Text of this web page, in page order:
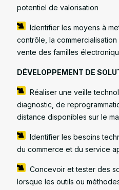
potentiel de valorisation
Identifier les moyens à
contrôle, la
vente des familles
DÉVELOPPEMENT DE
Réaliser une veille
diagnostic, de
distance disponibles sur le
Identifier les besoins
du commerce et du service
Concevoir et tester des
lorsque les outils ou